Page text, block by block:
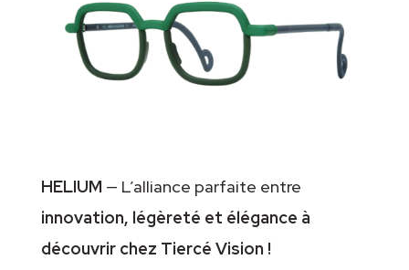
HELIUM — L’alliance parfaite entre
innovation, légèreté et élégance à
découvrir chez Tiercé Vision !